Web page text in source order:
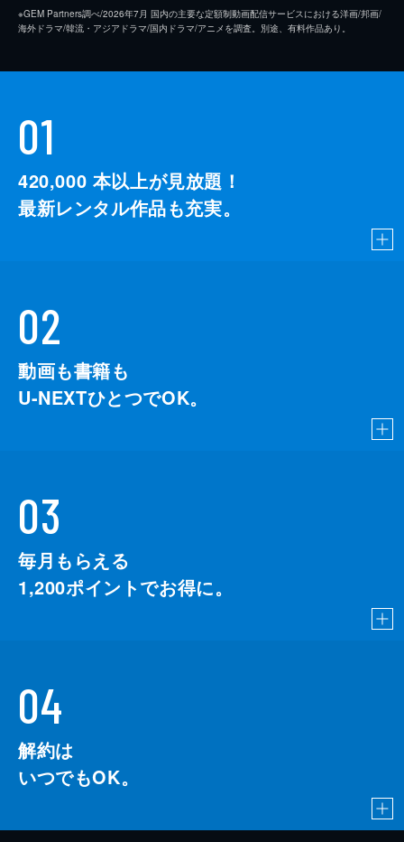
※GEM Partners調べ/2026年7⽉ 国内の主要な定額制動画配信サービスにおける洋画/邦画/
海外ドラマ/韓流・アジアドラマ/国内ドラマ/アニメを調査。別途、有料作品あり。
01
420,000 本以上が見放題！
最新レンタル作品も充実。
02
動画も書籍も
U-NEXTひとつでOK。
03
毎月もらえる
1,200ポイントでお得に。
04
解約は
いつでもOK。